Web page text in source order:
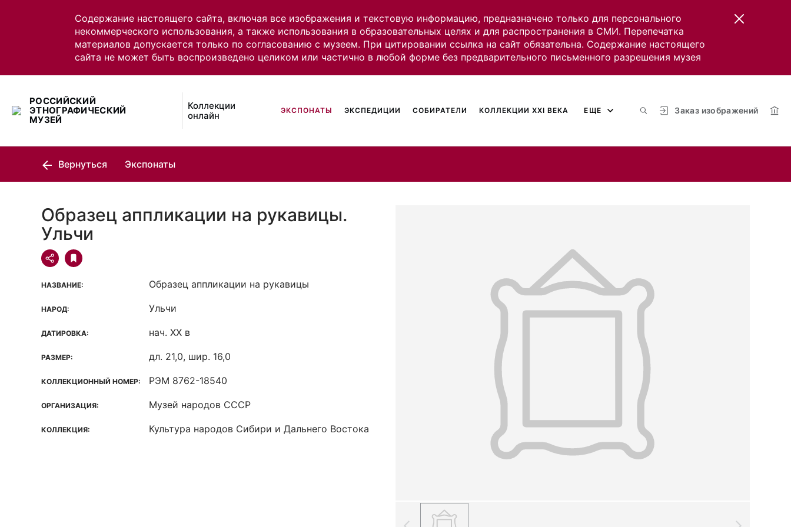
Содержание настоящего сайта, включая все изображения и текстовую информацию, предназначено только для персонального
некоммерческого использования, а также использования в образовательных целях и для распространения в СМИ. Перепечатка
материалов допускается только по согласованию с музеем. При цитировании ссылка на сайт обязательна. Содержание настоящего
сайта не может быть воспроизведено целиком или частично в любой форме без предварительного письменного разрешения музея
РОССИЙСКИЙ
ЭТНОГРАФИЧЕСКИЙ
МУЗЕЙ
Коллекции
онлайн
Заказ изображений
ЭКСПОНАТЫ ЭКСПЕДИЦИИ СОБИРАТЕЛИ КОЛЛЕКЦИИ XXI ВЕКА ЕЩЕ
Вернуться Экспонаты
Образец аппликации на рукавицы.
Ульчи
НАЗВАНИЕ: Образец аппликации на рукавицы
НАРОД: Ульчи
ДАТИРОВКА: нач. ХХ в
РАЗМЕР: дл. 21,0, шир. 16,0
КОЛЛЕКЦИОННЫЙ НОМЕР: РЭМ 8762-18540
ОРГАНИЗАЦИЯ: Музей народов СССР
КОЛЛЕКЦИЯ: Культура народов Сибири и Дальнего Востока